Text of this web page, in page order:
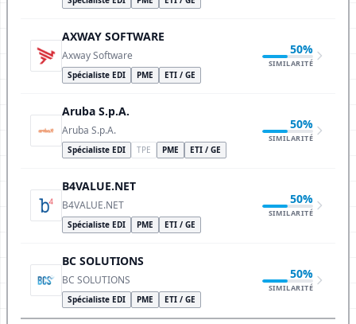
AXWAY SOFTWARE
Axway Software
Spécialiste EDI PME ETI / GE
50%
SIMILARITÉ
Aruba S.p.A.
Aruba S.p.A.
Spécialiste EDI TPE PME ETI / GE
50%
SIMILARITÉ
B4VALUE.NET
B4VALUE.NET
Spécialiste EDI PME ETI / GE
50%
SIMILARITÉ
BC SOLUTIONS
BC SOLUTIONS
Spécialiste EDI PME ETI / GE
50%
SIMILARITÉ